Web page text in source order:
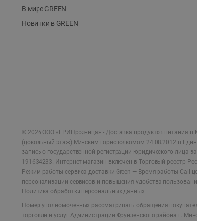
В мире GREEN
Новинки в GREEN
© 2026 ООО «ГРИНрозница» - Доставка продуктов питания в
(цокольный этаж) Минским горисполкомом 24.08.2012 в
запись о государственной регистрации юридического лица
191634233. Интернет-магазин включен в Торговый реестр
Режим работы сервиса доставки Green — Время работы Call-
персонализации сервисов и повышения удобства
Политика обработки персональных данных
Номер уполномоченных рассматривать обращения
торговли и услуг Администрации Фрунзенского района г.